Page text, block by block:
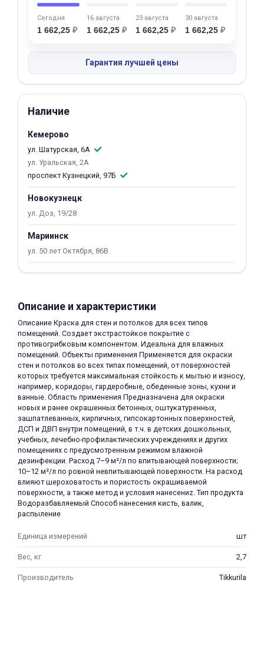
Сегодня
1 662,25 ₽
16 августа
1 662,25 ₽
23 августа
1 662,25 ₽
30 августа
1 662,25 ₽
Гарантия лучшей цены
Наличие
Кемерово
ул. Шатурская, 6А
ул. Уральская, 2А
проспект Кузнецкий, 97Б
Новокузнецк
ул. Доз, 19/28
Мариинск
ул. 50 лет Октября, 86В
Описание и характеристики
Описание Краска для стен и потолков для всех типов
помещений. Создает экстрастойкое покрытие с
противогрибковым компонентом. Идеальна для влажных
помещений. Объекты применения Применяется для окраски
стен и потолков во всех типах помещений, от поверхностей
которых требуется максимальная стойкость к мытью и износу,
например, коридоры, гардеробные, обеденные зоны, кухни и
ванные. Область применения Предназначена для окраски
новых и ранее окрашенных бетонных, оштукатуренных,
зашпатлеванных, кирпичных, гипсокартонных поверхностей,
ДСП и ДВП внутри помещений, в т.ч. в детских дошкольных,
учебных, лечебно-профилактических учреждениях и других
помещениях с предусмотренным режимом влажной
дезинфекции. Расход 7–9 м²/л по впитывающей поверхности;
10–12 м²/л по ровной невпитывающей поверхности. На расход
влияют шероховатость и пористость окрашиваемой
поверхности, а также метод и условия нанесениz. Тип продукта
Водоразбавляемый Способ нанесения кисть, валик,
распыление
Единица измерений шт
Вес, кг 2,7
Производитель Tikkurila
25
недели
раз в 2 недели
Остались вопросы?
8 800 302-02-51